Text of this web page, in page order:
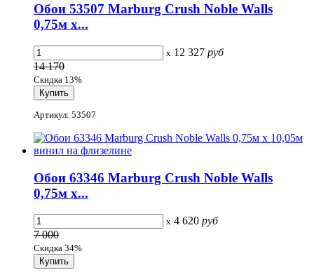
Обои 53507 Marburg Crush Noble Walls
0,75м x...
x 12 327 руб
14 170
Скидка 13%
Артикул: 53507
Обои 63346 Marburg Crush Noble Walls
0,75м x...
x 4 620 руб
7 000
Скидка 34%